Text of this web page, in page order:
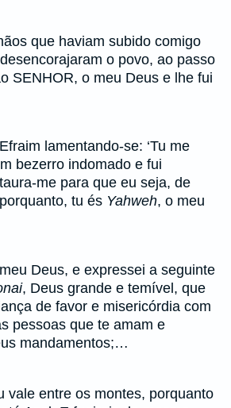
que haviam subido comigo
o povo, ao passo
SENHOR, o meu Deus e lhe fui
lamentando-se: ‘Tu me
bezerro indomado e fui
me para que eu seja, de
tu és Yahweh, o meu
meu Deus, e expressei a seguinte
, Deus grande e temível, que
de favor e misericórdia com
pessoas que te amam e
mandamentos;…
vale entre os montes, porquanto